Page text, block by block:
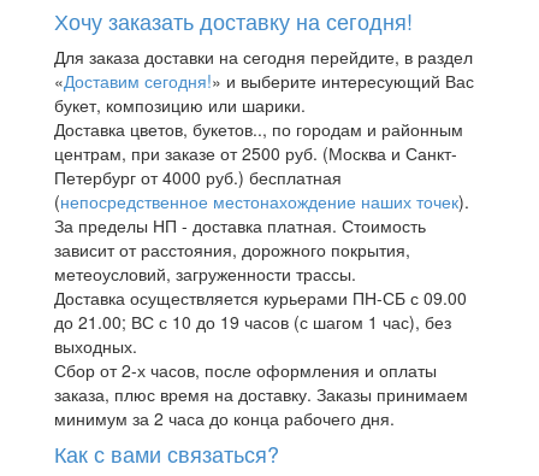
Хочу заказать доставку на сегодня!
Для заказа доставки на сегодня перейдите, в раздел
«Доставим сегодня!» и выберите интересующий Вас
букет, композицию или шарики.
Доставка цветов, букетов.., по городам и районным
центрам, при заказе от 2500 руб. (Москва и Санкт-
Петербург от 4000 руб.) бесплатная
(непосредственное местонахождение наших точек).
За пределы НП - доставка платная. Стоимость
зависит от расстояния, дорожного покрытия,
метеоусловий, загруженности трассы.
Доставка осуществляется курьерами ПН-СБ с 09.00
до 21.00; ВС с 10 до 19 часов (с шагом 1 час), без
выходных.
Сбор от 2-х часов, после оформления и оплаты
заказа, плюс время на доставку. Заказы принимаем
минимум за 2 часа до конца рабочего дня.
Как с вами связаться?